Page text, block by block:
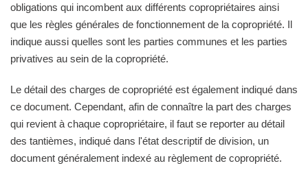
obligations qui incombent aux différents copropriétaires ainsi
que les règles générales de fonctionnement de la copropriété. Il
indique aussi quelles sont les parties communes et les parties
privatives au sein de la copropriété.
Le détail des charges de copropriété est également indiqué dans
ce document. Cependant, afin de connaître la part des charges
qui revient à chaque copropriétaire, il faut se reporter au détail
des tantièmes, indiqué dans l'état descriptif de division, un
document généralement indexé au règlement de copropriété.